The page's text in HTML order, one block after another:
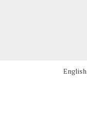
English